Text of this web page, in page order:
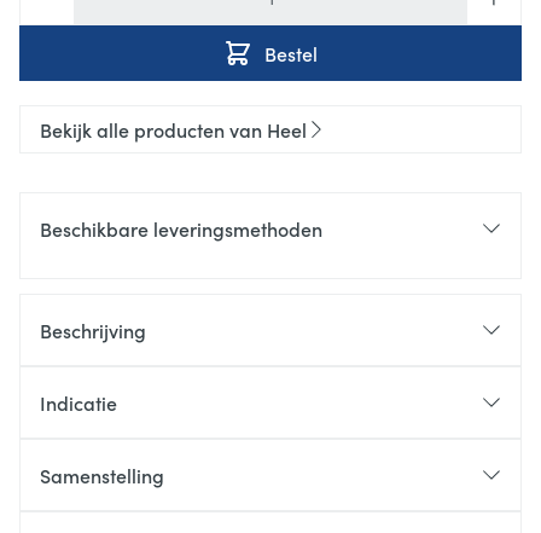
Bestel
Bekijk alle producten van Heel
Beschikbare leveringsmethoden
Beschrijving
Indicatie
Samenstelling